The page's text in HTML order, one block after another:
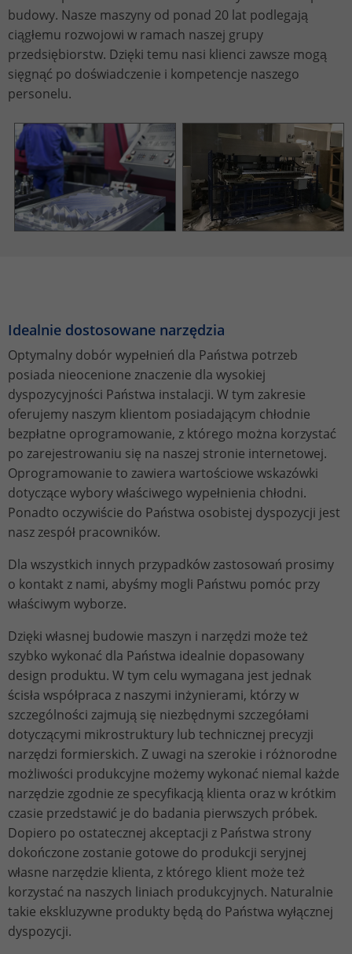
budowy. Nasze maszyny od ponad 20 lat podlegają
ciągłemu rozwojowi w ramach naszej grupy
przedsiębiorstw. Dzięki temu nasi klienci zawsze mogą
sięgnąć po doświadczenie i kompetencje naszego
personelu.
Idealnie dostosowane narzędzia
Optymalny dobór wypełnień dla Państwa potrzeb
posiada nieocenione znaczenie dla wysokiej
dyspozycyjności Państwa instalacji. W tym zakresie
oferujemy naszym klientom posiadającym chłodnie
bezpłatne oprogramowanie, z którego można korzystać
po zarejestrowaniu się na naszej stronie internetowej.
Oprogramowanie to zawiera wartościowe wskazówki
dotyczące wybory właściwego wypełnienia chłodni.
Ponadto oczywiście do Państwa osobistej dyspozycji jest
nasz zespół pracowników.
Dla wszystkich innych przypadków zastosowań prosimy
o kontakt z nami, abyśmy mogli Państwu pomóc przy
właściwym wyborze.
Dzięki własnej budowie maszyn i narzędzi może też
szybko wykonać dla Państwa idealnie dopasowany
design produktu. W tym celu wymagana jest jednak
ścisła współpraca z naszymi inżynierami, którzy w
szczególności zajmują się niezbędnymi szczegółami
dotyczącymi mikrostruktury lub technicznej precyzji
narzędzi formierskich. Z uwagi na szerokie i różnorodne
możliwości produkcyjne możemy wykonać niemal każde
narzędzie zgodnie ze specyfikacją klienta oraz w krótkim
czasie przedstawić je do badania pierwszych próbek.
Dopiero po ostatecznej akceptacji z Państwa strony
dokończone zostanie gotowe do produkcji seryjnej
własne narzędzie klienta, z którego klient może też
korzystać na naszych liniach produkcyjnych. Naturalnie
takie ekskluzywne produkty będą do Państwa wyłącznej
dyspozycji.